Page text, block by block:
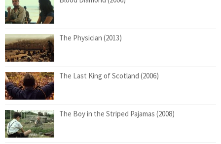
The Physician (2013)
The Last King of Scotland (2006)
The Boy in the Striped Pajamas (2008)